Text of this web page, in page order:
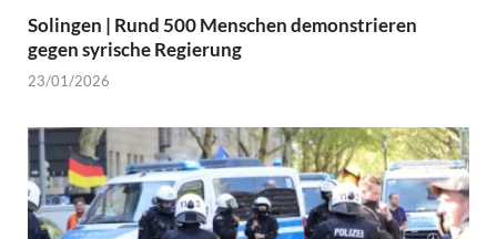
Solingen | Rund 500 Menschen demonstrieren
gegen syrische Regierung
23/01/2026